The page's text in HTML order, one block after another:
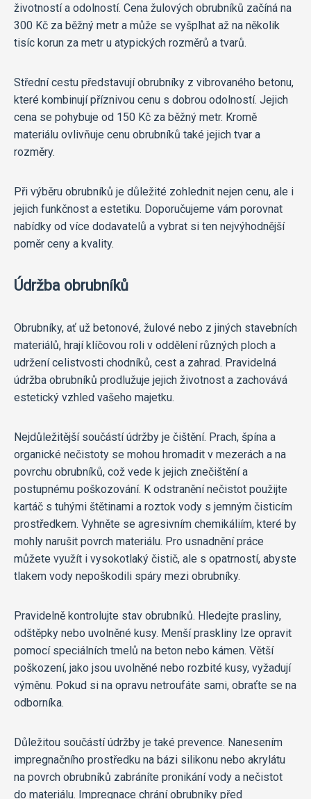
životností a odolností. Cena žulových obrubníků začíná na
300 Kč za běžný metr a může se vyšplhat až na několik
tisíc korun za metr u atypických rozměrů a tvarů.
Střední cestu představují obrubníky z vibrovaného betonu,
které kombinují příznivou cenu s dobrou odolností. Jejich
cena se pohybuje od 150 Kč za běžný metr. Kromě
materiálu ovlivňuje cenu obrubníků také jejich tvar a
rozměry.
Při výběru obrubníků je důležité zohlednit nejen cenu, ale i
jejich funkčnost a estetiku. Doporučujeme vám porovnat
nabídky od více dodavatelů a vybrat si ten nejvýhodnější
poměr ceny a kvality.
Údržba obrubníků
Obrubníky, ať už betonové, žulové nebo z jiných stavebních
materiálů, hrají klíčovou roli v oddělení různých ploch a
udržení celistvosti chodníků, cest a zahrad. Pravidelná
údržba obrubníků prodlužuje jejich životnost a zachovává
estetický vzhled vašeho majetku.
Nejdůležitější součástí údržby je čištění. Prach, špína a
organické nečistoty se mohou hromadit v mezerách a na
povrchu obrubníků, což vede k jejich znečištění a
postupnému poškozování. K odstranění nečistot použijte
kartáč s tuhými štětinami a roztok vody s jemným čisticím
prostředkem. Vyhněte se agresivním chemikáliím, které by
mohly narušit povrch materiálu. Pro usnadnění práce
můžete využít i vysokotlaký čistič, ale s opatrností, abyste
tlakem vody nepoškodili spáry mezi obrubníky.
Pravidelně kontrolujte stav obrubníků. Hledejte prasliny,
odštěpky nebo uvolněné kusy. Menší praskliny lze opravit
pomocí speciálních tmelů na beton nebo kámen. Větší
poškození, jako jsou uvolněné nebo rozbité kusy, vyžadují
výměnu. Pokud si na opravu netroufáte sami, obraťte se na
odborníka.
Důležitou součástí údržby je také prevence. Nanesením
impregnačního prostředku na bázi silikonu nebo akrylátu
na povrch obrubníků zabráníte pronikání vody a nečistot
do materiálu. Impregnace chrání obrubníky před